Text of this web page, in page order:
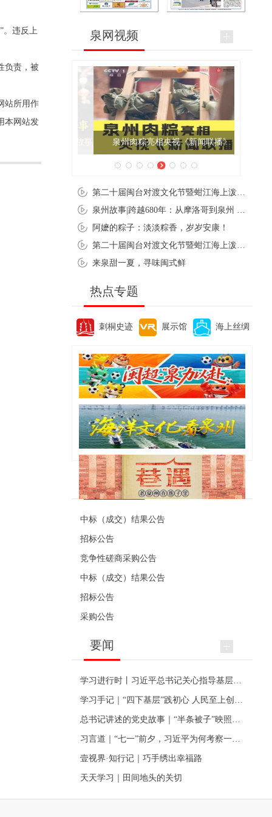
。违反上
负责，被
站所用作
本网站发
泉网视频
泉州肉粽亮相央视《新闻联播》
阿嬷的粽子：淡淡粽香，岁岁安康！
来泉甜一夏，寻味闽式鲜
热点专题
刺桐史迹 展示馆 海上丝绸
便民资讯
中标（成交）结果公告
招标公告
竞争性磋商采购公告
中标（成交）结果公告
招标公告
采购公告
要闻
壹视界·知行记｜巧手绣出幸福路
天天学习｜田间地头的关切